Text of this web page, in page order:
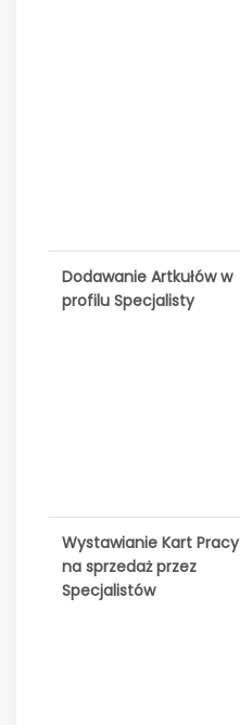
Dodawanie Artkułów w
profilu Specjalisty
Wystawianie Kart Pracy
na sprzedaż przez
Specjalistów